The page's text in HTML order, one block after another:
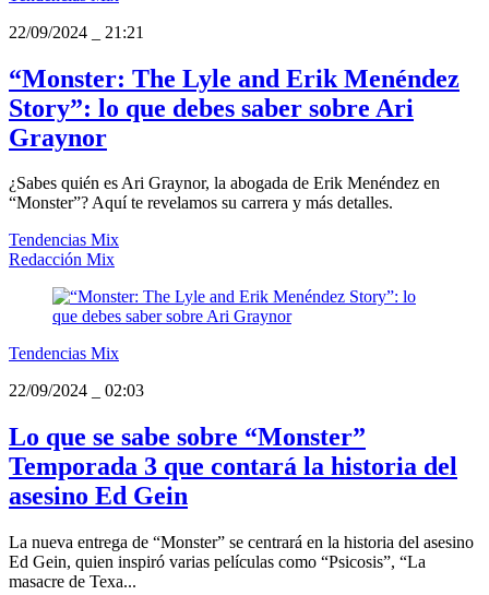
22/09/2024
21:21
“Monster: The Lyle and Erik Menéndez
Story”: lo que debes saber sobre Ari
Graynor
¿Sabes quién es Ari Graynor, la abogada de Erik Menéndez en
“Monster”? Aquí te revelamos su carrera y más detalles.
Tendencias Mix
Redacción Mix
Tendencias Mix
22/09/2024
02:03
Lo que se sabe sobre “Monster”
Temporada 3 que contará la historia del
asesino Ed Gein
La nueva entrega de “Monster” se centrará en la historia del asesino
Ed Gein, quien inspiró varias películas como “Psicosis”, “La
masacre de Texa...